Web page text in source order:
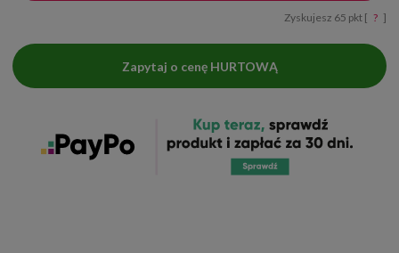
Zyskujesz 65 pkt [ ? ]
Zapytaj o cenę HURTOWĄ